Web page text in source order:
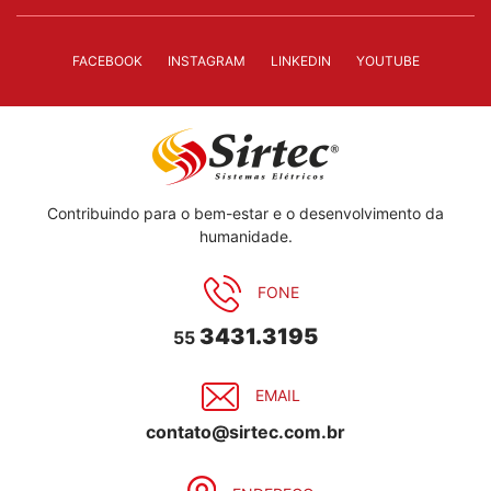
FACEBOOK INSTAGRAM LINKEDIN YOUTUBE
Contribuindo para o bem-estar e o desenvolvimento da
humanidade.
FONE
55 3431.3195
EMAIL
contato@sirtec.com.br